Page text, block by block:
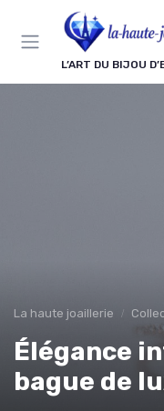
L’ART DU BIJOU
La haute joaillerie
Élégance
bague de
Panneau de gestion